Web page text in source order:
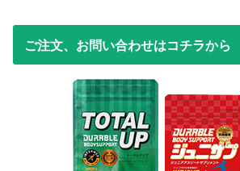
ご注文、お問い合わせはコチラから